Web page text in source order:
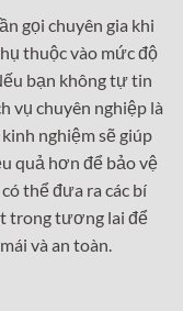
gọi chuyên gia khi
thuộc vào mức độ
bạn không tự tin
vụ chuyên nghiệp là
nghiệm sẽ giúp
quả hơn để bảo vệ
thể đưa ra các bí
trong tương lai để
và an toàn.